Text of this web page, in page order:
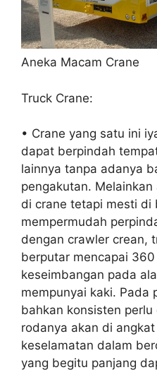
Aneka Macam Crane
Truck Crane:
• Crane yang satu ini
dapat berpindah
lainnya tanpa adanya
pengakutan.
di crane tetapi mesti di
mempermudah
dengan crawler crean,
berputar mencapai
keseimbangan pada
mempunyai kaki. Pada
bahkan konsisten
rodanya akan di
keselamatan dalam
yang begitu panjang